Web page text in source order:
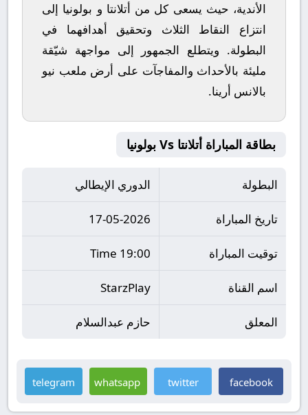
الأندية، حيث يسعى كل من أتلانتا و بولونيا إلى
انتزاع النقاط الثلاث وتحقيق أهدافهما في
البطولة. ويتطلع الجمهور إلى مواجهة شيّقة
مليئة بالأحداث والمفاجآت على أرض ملعب نيو
بالانس أرينا.
بطاقة المباراة أتلانتا Vs بولونيا
البطولة الدوري الإيطالي
تاريخ المباراة 17-05-2026
توقيت المباراة 19:00 Time
اسم القناة StarzPlay
المعلق حازم عبدالسلام
facebook
twitter
whatsapp
telegram